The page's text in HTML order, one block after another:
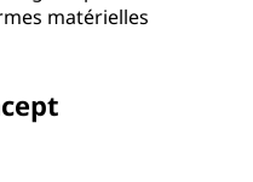
matérielles